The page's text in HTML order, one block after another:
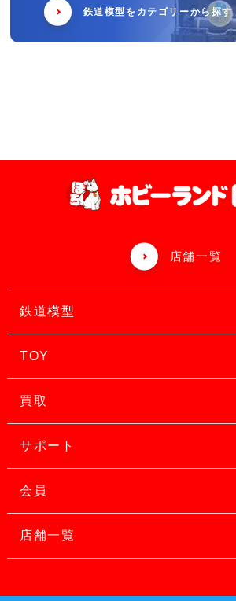
鉄道模型をカテゴリーから探す
店舗一覧
鉄道模型
TOY
買取
サポート
会員
店舗一覧